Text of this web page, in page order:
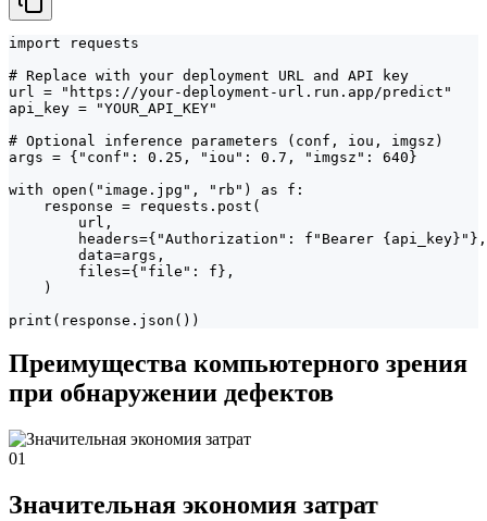
import requests
# Replace with your deployment URL and API key
url = "https://your-deployment-url.run.app/predict"
api_key = "YOUR_API_KEY"
# Optional inference parameters (conf, iou, imgsz)
args = {"conf": 0.25, "iou": 0.7, "imgsz": 640}
with open("image.jpg", "rb") as f:
    response = requests.post(
        url,
        headers={"Authorization": f"Bearer {api_key}"},
        data=args,
        files={"file": f},
    )
print(response.json())
Преимущества компьютерного зрения
при обнаружении дефектов
01
Значительная экономия затрат